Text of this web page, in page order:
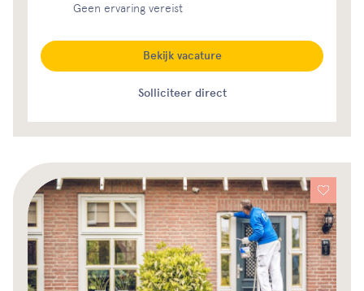
Geen ervaring vereist
Solliciteer direct
Bekijk vacature